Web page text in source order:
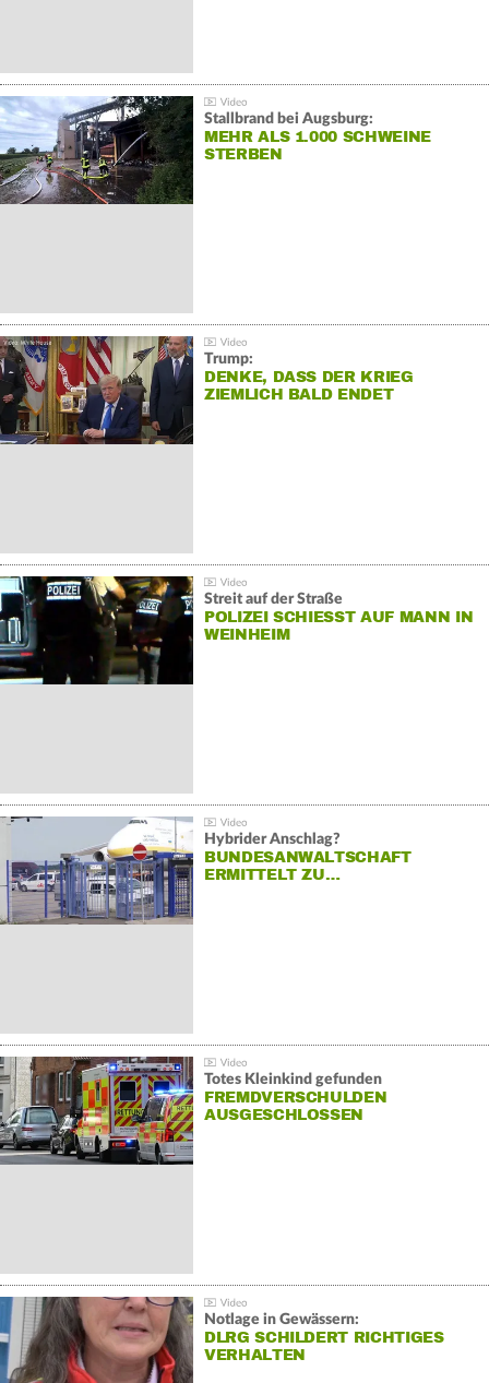
Stallbrand bei Augsburg:
MEHR ALS 1.000 SCHWEINE
STERBEN
Trump:
DENKE, DASS DER KRIEG
ZIEMLICH BALD ENDET
Streit auf der Straße
POLIZEI SCHIESST AUF MANN IN W
EINHEIM
Hybrider Anschlag?
BUNDESANWALTSCHAFT
ERMITTELT ZU…
Totes Kleinkind gefunden
FREMDVERSCHULDEN
AUSGESCHLOSSEN
Notlage in Gewässern:
DLRG SCHILDERT RICHTIGES
VERHALTEN